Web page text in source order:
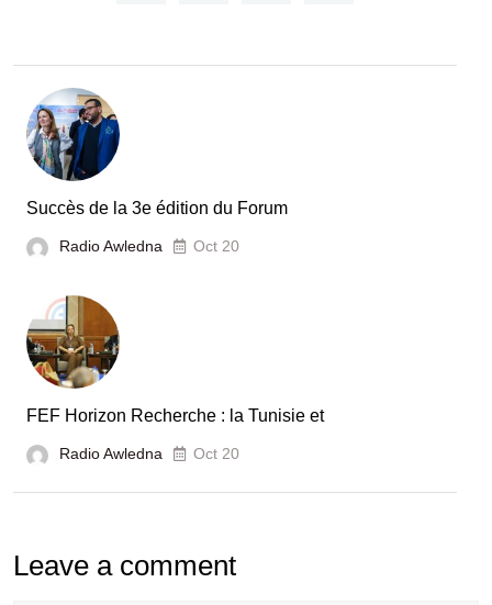
le
Tunisie
Succès de la 3e édition du Forum
Radio Awledna Oct 20
FEF Horizon Recherche : la Tunisie et
Radio Awledna Oct 20
Leave a comment